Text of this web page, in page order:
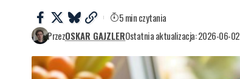
PrzezOSKAR GAJZLEROstatnia aktualizacja: 2026-06-02
5 min czytania